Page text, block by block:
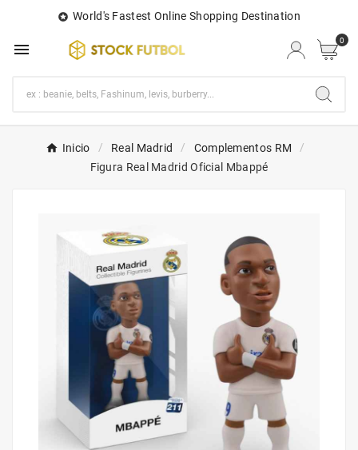
 World's Fastest Online Shopping Destination
 0
Inicio Real Madrid
Complementos RM
Figura Real Madrid Oficial Mbappé